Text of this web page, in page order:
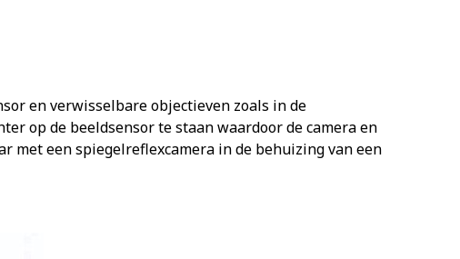
en verwisselbare objectieven zoals in de
op de beeldsensor te staan waardoor de camera en
een spiegelreflexcamera in de behuizing van een